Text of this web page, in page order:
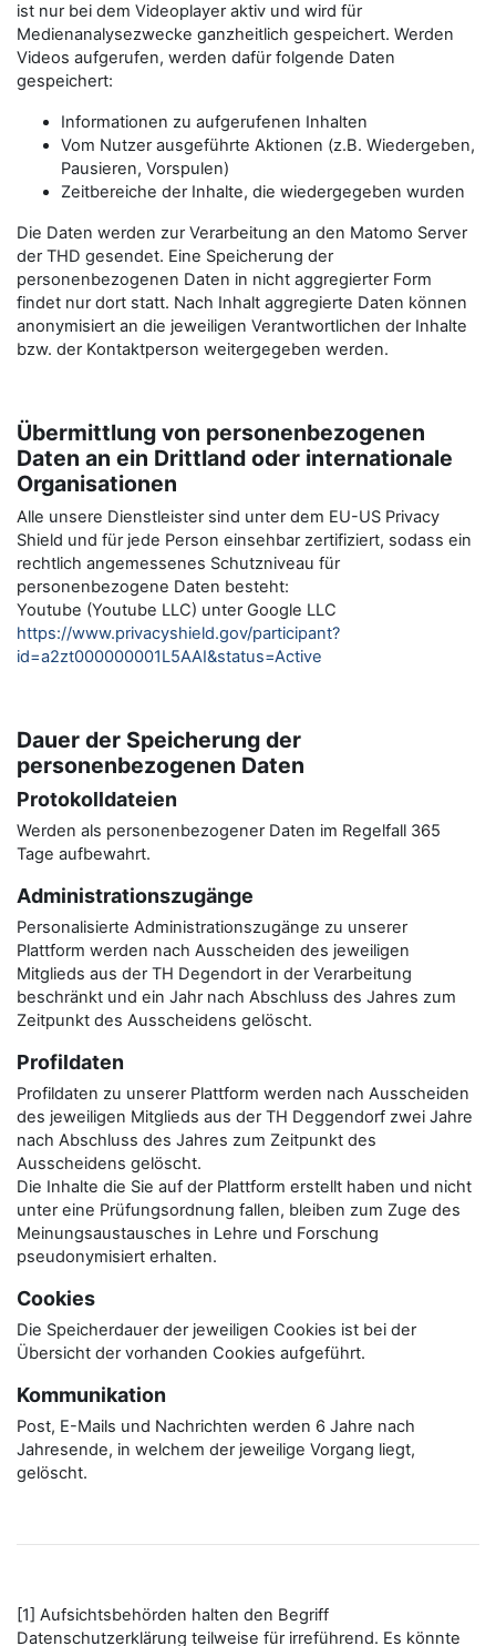
ist nur bei dem Videoplayer aktiv und wird für
Medienanalysezwecke ganzheitlich gespeichert. Werden
Videos aufgerufen, werden dafür folgende Daten
gespeichert:
Informationen zu aufgerufenen Inhalten
Vom Nutzer ausgeführte Aktionen (z.B. Wiedergeben,
Pausieren, Vorspulen)
Zeitbereiche der Inhalte, die wiedergegeben wurden
Die Daten werden zur Verarbeitung an den Matomo Server
der THD gesendet. Eine Speicherung der
personenbezogenen Daten in nicht aggregierter Form
findet nur dort statt. Nach Inhalt aggregierte Daten können
anonymisiert an die jeweiligen Verantwortlichen der Inhalte
bzw. der Kontaktperson weitergegeben werden.
Übermittlung von personenbezogenen
Daten an ein Drittland oder internationale
Organisationen
Alle unsere Dienstleister sind unter dem EU-US Privacy
Shield und für jede Person einsehbar zertifiziert, sodass ein
rechtlich angemessenes Schutzniveau für
personenbezogene Daten besteht:
Youtube (Youtube LLC) unter Google LLC
https://www.privacyshield.gov/participant?
id=a2zt000000001L5AAI&status=Active
Dauer der Speicherung der
personenbezogenen Daten
Protokolldateien
Werden als personenbezogener Daten im Regelfall 365
Tage aufbewahrt.
Administrationszugänge
Personalisierte Administrationszugänge zu unserer
Plattform werden nach Ausscheiden des jeweiligen
Mitglieds aus der TH Degendort in der Verarbeitung
beschränkt und ein Jahr nach Abschluss des Jahres zum
Zeitpunkt des Ausscheidens gelöscht.
Profildaten
Profildaten zu unserer Plattform werden nach Ausscheiden
des jeweiligen Mitglieds aus der TH Deggendorf zwei Jahre
nach Abschluss des Jahres zum Zeitpunkt des
Ausscheidens gelöscht.
Die Inhalte die Sie auf der Plattform erstellt haben und nicht
unter eine Prüfungsordnung fallen, bleiben zum Zuge des
Meinungsaustausches in Lehre und Forschung
pseudonymisiert erhalten.
Cookies
Die Speicherdauer der jeweiligen Cookies ist bei der
Übersicht der vorhanden Cookies aufgeführt.
Kommunikation
Post, E-Mails und Nachrichten werden 6 Jahre nach
Jahresende, in welchem der jeweilige Vorgang liegt,
gelöscht.
[1] Aufsichtsbehörden halten den Begriff
Datenschutzerklärung teilweise für irreführend. Es könnte